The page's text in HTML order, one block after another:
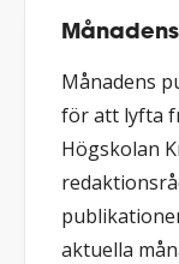
Månadens
för att lyfta
Högskolan
aktuella